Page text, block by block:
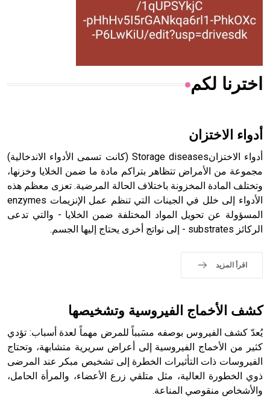
- هل تعلم أن المرجان إفراز حيواني يتكون في البحر ويتركب
من مادة كربونات الكلسيوم، وهو أحمر أو شديد الحمرة وهو
أجود أنواعه، ويمتاز بكبر الحجم ويسمى الش
هل تعلم أن الأبسيد كلمة فرنسية اللفظ تم اعتمادها مصطلحاً
- هل تعلم أن أبجر Abgar اسم معروف جيداً يعود إلى عدد من
الملوك الذين حكموا مدينة إديسا (الرها) من أبجر الأول وحتى
التاسع، وهم ينتسبون إلى أسرة أوسروين
حيث تقتصر القيمة الصوتية للعلامة الك
اخترنا لكم
أدواء الاختزان
أدواء الاختزانStorage diseases (كانت تسمى الأدواء الاندخالية)
مجموعة من الأمراض تتظاهر بتراكم مادة ما ضمن الخلايا وخزنها،
وتختلف المادة المخزونة باختلاف الحالة المرضية. تعزى معظم هذه
الأدواء إلى خلل في الجينات التي تنظم عمل الإنزيمات enzymes
المسؤولة عن تحويل المواد المختلفة ضمن الخلايا - والتي تدعى
الركائز substrates - إلى نواتج أخرى يحتاج إليها الجسم.
اقرأ المزيد
كشف الأخماج الفيروسية وتشخيصها
يُعدّ كشف الفيروس بوصفه مسَبباً للمرض مهماً لعدة أسباب: تؤدي
كثير من الأخماج الفيروسية إلى أعراض سريرية متشابهة، وتحتاج
الفيروسات ذات التأثيرات الخطرة إلى تشخيص مبكر عند المرضى
ذوي الخطورة العالية، مثل متلقي زرع الأعضاء، والمرأة الحامل،
والأشخاص منقوصي المناعة.